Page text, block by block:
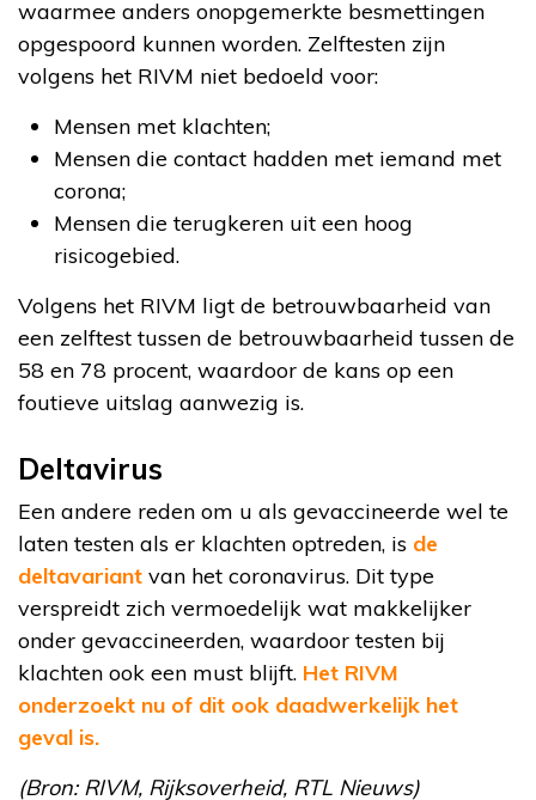
waarmee anders onopgemerkte besmettingen
opgespoord kunnen worden. Zelftesten zijn
volgens het RIVM niet bedoeld voor:
Mensen met klachten;
Mensen die contact hadden met iemand met
corona;
Mensen die terugkeren uit een hoog
risicogebied.
Volgens het RIVM ligt de betrouwbaarheid van
een zelftest tussen de betrouwbaarheid tussen de
58 en 78 procent, waardoor de kans op een
foutieve uitslag aanwezig is.
Deltavirus
Een andere reden om u als gevaccineerde wel te
laten testen als er klachten optreden, is de
deltavariant van het coronavirus. Dit type
verspreidt zich vermoedelijk wat makkelijker
onder gevaccineerden, waardoor testen bij
klachten ook een must blijft. Het RIVM
onderzoekt nu of dit ook daadwerkelijk het
geval is.
(Bron: RIVM, Rijksoverheid, RTL Nieuws)